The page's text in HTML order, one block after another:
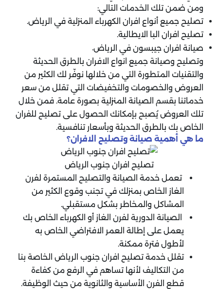
ومن ضمن تلك الخدمات التالي:
تصليح جميع أنواع افران الكهرباء المنزلية في الرياض.
تصليح افران البا الايطالية.
صيانة افران جيبسون في الرياض.
وتصليح وصيانة جميع انواع الافران بالطرق الحديثة
والتقنيات المتطورة التي من خلالها نوفّر لك الكثير من
العروض والخصومات والتخفيضات التي تقلل من سعر
خدماتنا بقسم الصيانة المنزلية بصورة عامة. فمن خلال
تلك العروض يُصبح بإمكانك الحصول على تصليح للفران
الخاص بك بالطرق الحديثة وبأسعار تنافسية.
ما هي أهمية صيانة وتصليح الافران؟
تصليح افران جنوب الرياض
تعمل خدمة الصيانة والتصليح المستمرة لفرن
الغاز الخاص بمنزلك في تجنب وقوع الكثير من
المشاكل والمخاطر بشكل مستقبلي.
الصيانة الدورية لفرن الغاز أو الكهرباء الخاص بك
يعمل على إطالة العمر الافتراضي الخاص به
لأطول فترة ممكنة.
تقلل خدمة تصليح افران جنوب الرياض الخاصة بنا
من التكاليف لأنها تساهم في الرفع من كفاءة
قطع الفرن الأساسية والثانوية من حيث الوظيفة.